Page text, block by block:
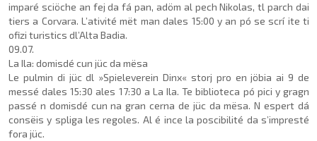
imparé sciöche an fej da fá pan, adöm al pech Nikolas, tl parch dai
tiers a Corvara. L’ativité mët man dales 15:00 y an pó se scrí ite ti
ofizi turistics dl’Alta Badia.
09.07.
La Ila: domisdé cun jüc da mësa
Le pulmin di jüc dl »Spielev­erein Dinx« storj pro en jöbia ai 9 de
messé dales 15:30 ales 17:30 a La Ila. Te biblioteca pó pici y gragn
passé n do­misdé cun na gran cerna de jüc da mësa. N espert dá
consëis y spliga les regoles. Al é ince la poscibilité da s’impresté
fora jüc.